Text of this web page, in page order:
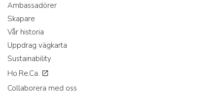
Ambassadörer
Skapare
Vår historia
Uppdrag vägkarta
Sustainability
Ho.Re.Ca.
Collaborera med oss